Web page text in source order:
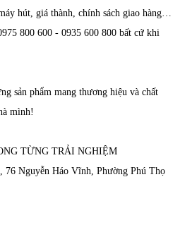
hút, giá thành, chính sách giao hàng…
800 600 - 0935 600 800 bất cứ khi
sản phẩm mang thương hiệu và chất
mình!
TỪNG TRẢI NGHIỆM
Nguyễn Háo Vĩnh, Phường Phú Thọ